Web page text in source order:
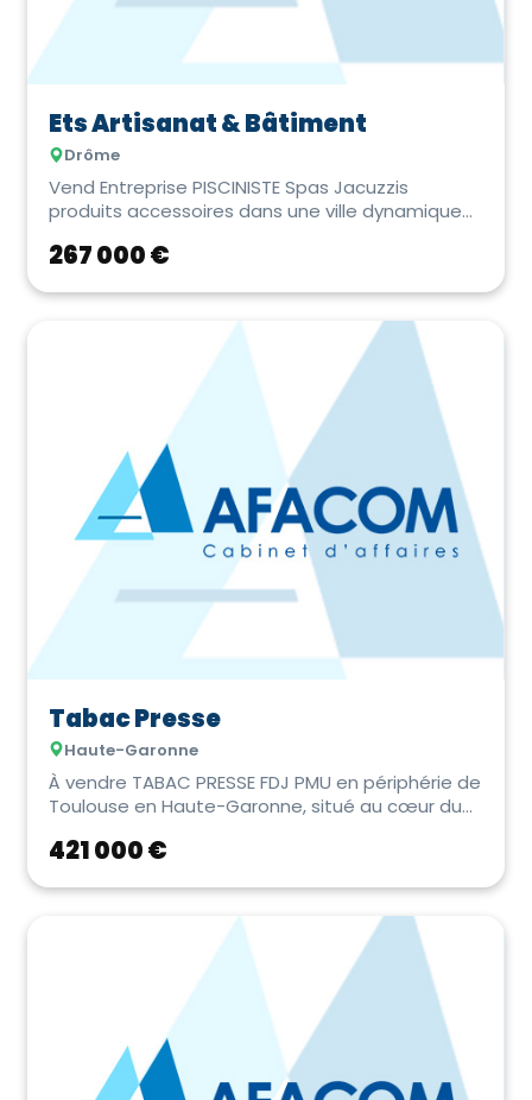
Ets Artisanat & Bâtiment
Drôme
Vend Entreprise PISCINISTE Spas Jacuzzis
produits accessoires dans une ville dynamique
267 000 €
Tabac Presse
Haute-Garonne
À vendre TABAC PRESSE FDJ PMU en périphérie de
Toulouse en Haute-Garonne, situé au cœur du
421 000 €